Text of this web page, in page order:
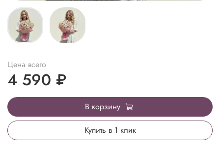
Цена всего
4 590 ₽
В корзину
Купить в 1 клик